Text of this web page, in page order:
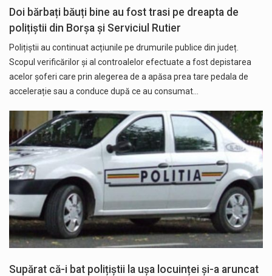
Doi bărbați băuți bine au fost trasi pe dreapta de
polițiștii din Borșa și Serviciul Rutier
Polițiștii au continuat acțiunile pe drumurile publice din județ.
Scopul verificărilor și al controalelor efectuate a fost depistarea
acelor șoferi care prin alegerea de a apăsa prea tare pedala de
accelerație sau a conduce după ce au consumat…
Supărat că-i bat polițiștii la ușa locuinței și-a aruncat